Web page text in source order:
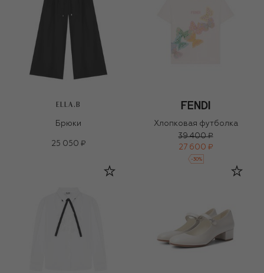
ELLA.B
Брюки
25 050 ₽
Хлопковая футболка
39 400 ₽
27 600 ₽
-30%